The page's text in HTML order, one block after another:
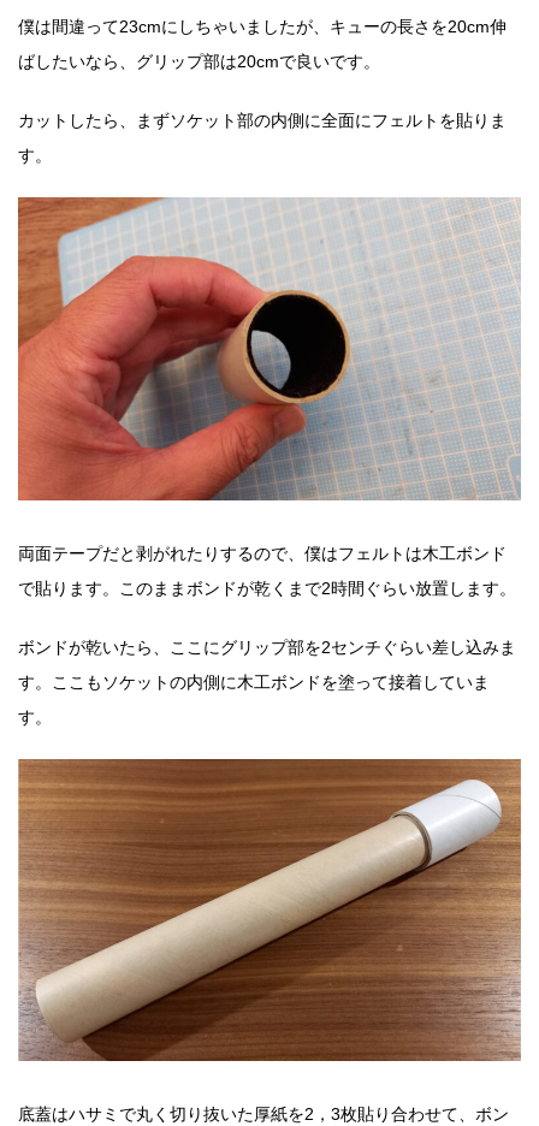
僕は間違って23cmにしちゃいましたが、キューの長さを20cm伸
ばしたいなら、グリップ部は20cmで良いです。
カットしたら、まずソケット部の内側に全面にフェルトを貼りま
す。
両面テープだと剥がれたりするので、僕はフェルトは木工ボンド
で貼ります。このままボンドが乾くまで2時間ぐらい放置します。
ボンドが乾いたら、ここにグリップ部を2センチぐらい差し込みま
す。ここもソケットの内側に木工ボンドを塗って接着していま
す。
底蓋はハサミで丸く切り抜いた厚紙を2，3枚貼り合わせて、ボン